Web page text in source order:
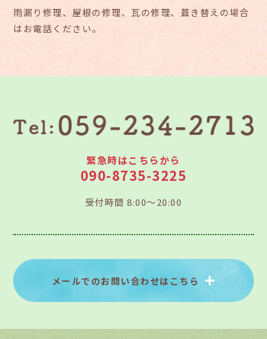
雨漏り修理、屋根の修理、瓦の修理、葺き替えの場合
はお電話ください。
緊急時はこちらから
090-8735-3225
受付時間 8:00～20:00
メールでのお問い合わせはこちら